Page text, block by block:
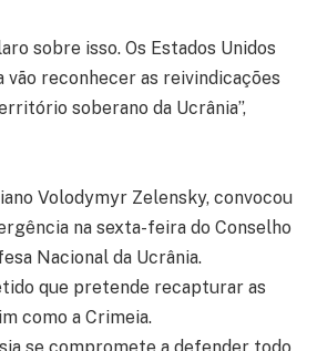
sobre isso. Os Estados Unidos
vão reconhecer as reivindicações
soberano da Ucrânia”,
Volodymyr Zelensky, convocou
na sexta-feira do Conselho
Nacional da Ucrânia.
que pretende recapturar as
como a Crimeia.